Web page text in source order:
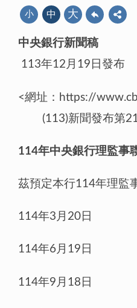
小 中 大
中央銀行新聞稿
113年12月19日發布
<網址：https://
(113)新聞發布第
114年中央銀行理監事
茲預定本行114年理監
114年3月20日
114年6月19日
114年9月18日